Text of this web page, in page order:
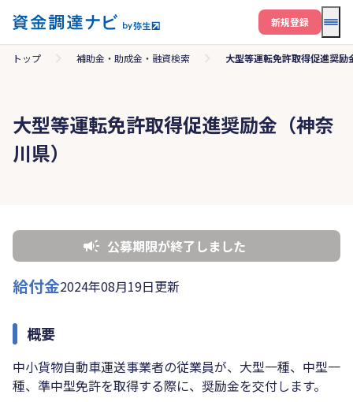
メ
新規登録
トップ 補助金・助成金・融資検索 大型等運転免許取得促進奨励
大型等運転免許取得促進奨励金（神奈
川県）
公募期限が終了しました
給付金2024年08月19日更新
概要
中小貨物自動車運送事業者の従業員が、大型一種、中型一
種、準中型免許を取得する際に、奨励金を交付します。